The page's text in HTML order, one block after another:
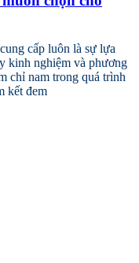
cấp luôn là sự lựa
kinh nghiệm và phương
chỉ nam trong quá trình
kết đem